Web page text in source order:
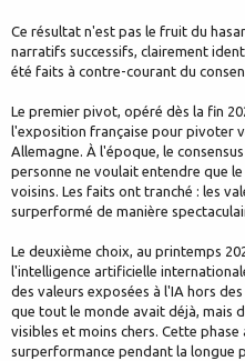
Ce résultat n'est pas le fruit du
narratifs successifs, clairement
été faits à contre-courant du
Le premier pivot, opéré dès la fin
l'exposition française pour pivoter
Allemagne. À l'époque, le
personne ne voulait entendre que
voisins. Les faits ont tranché : les
surperformé de manière
Le deuxième choix, au printemps
l'intelligence artificielle
des valeurs exposées à l'IA hors
que tout le monde avait déjà, mais
visibles et moins chers. Cette
surperformance pendant la longue